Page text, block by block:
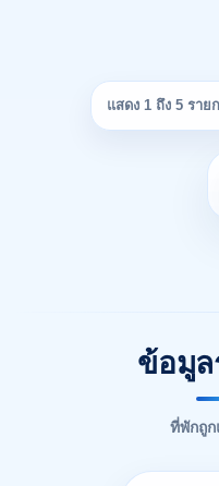
แสดง 1 ถึง 5 ราย
ข้อมูล
ที่พักถูก